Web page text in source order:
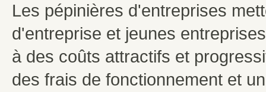
Les pépinières d'entreprises
d'entreprise et jeunes
à des coûts attractifs et
des frais de fonctionnement et